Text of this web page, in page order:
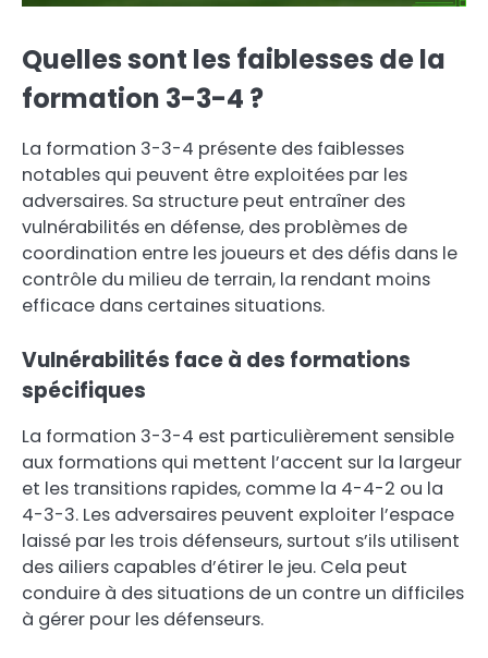
Quelles sont les faiblesses de la
formation 3-3-4 ?
La formation 3-3-4 présente des faiblesses
notables qui peuvent être exploitées par les
adversaires. Sa structure peut entraîner des
vulnérabilités en défense, des problèmes de
coordination entre les joueurs et des défis dans le
contrôle du milieu de terrain, la rendant moins
efficace dans certaines situations.
Vulnérabilités face à des formations
spécifiques
La formation 3-3-4 est particulièrement sensible
aux formations qui mettent l’accent sur la largeur
et les transitions rapides, comme la 4-4-2 ou la
4-3-3. Les adversaires peuvent exploiter l’espace
laissé par les trois défenseurs, surtout s’ils utilisent
des ailiers capables d’étirer le jeu. Cela peut
conduire à des situations de un contre un difficiles
à gérer pour les défenseurs.